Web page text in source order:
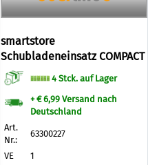
smartstore
Schubladeneinsatz COMPACT
SORT, 400 x 100 mm
4 Stck. auf Lager
+ € 6,99 Versand nach
Deutschland
Art.
Nr.:
63300227
VE
1